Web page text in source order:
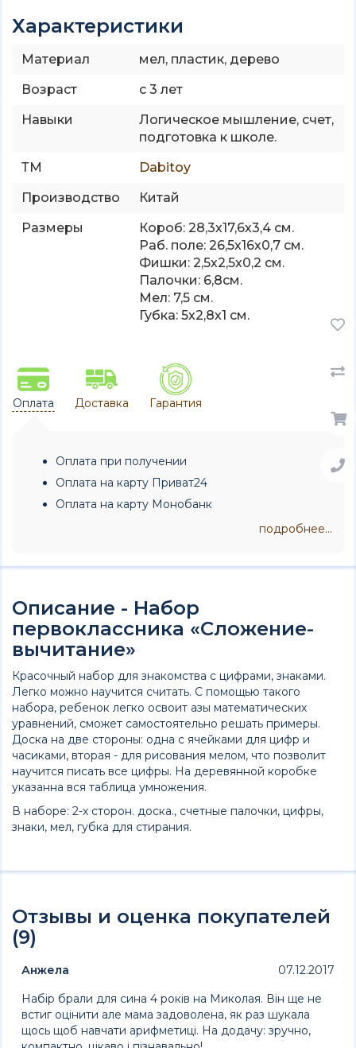
Характеристики
Материал
мел, пластик, дерево
Возраст
с 3 лет
Навыки
Логическое мышление, счет,
подготовка к школе.
ТМ
Dabitoy
Производство
Китай
Размеры
Короб: 28,3х17,6х3,4 см.
Раб. поле: 26,5х16х0,7 см.
Фишки: 2,5х2,5х0,2 см.
Палочки: 6,8см.
Мел: 7,5 см.
Губка: 5х2,8х1 см.
Оплата Доставка Гарантия
Оплата при получении
Оплата на карту Приват24
Оплата на карту Монобанк
подробнее...
Описание - Набор
первоклассника «Сложение-
вычитание»
Красочный набор для знакомства с цифрами, знаками.
Легко можно научится считать. С помощью такого
набора, ребенок легко освоит азы математических
уравнений, сможет самостоятельно решать примеры.
Доска на две стороны: одна с ячейками для цифр и
часиками, вторая - для рисования мелом, что позволит
научится писать все цифры. На деревянной коробке
указанна вся таблица умножения.
В наборе: 2-х сторон. доска., счетные палочки, цифры,
знаки, мел, губка для стирания.
Отзывы и оценка покупателей
(9)
Анжела
07.12.2017
Набір брали для сина 4 років на Миколая. Він ще не
встиг оцінити але мама задоволена, як раз шукала
щось щоб навчати арифметиці. На додачу: зручно,